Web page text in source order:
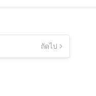
ถัดไป